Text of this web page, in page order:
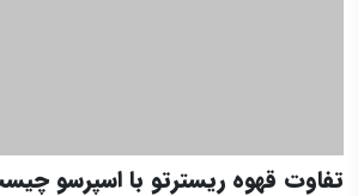
متمرکزتر و شدت بیشتری نسبت به اسپرسو داشته